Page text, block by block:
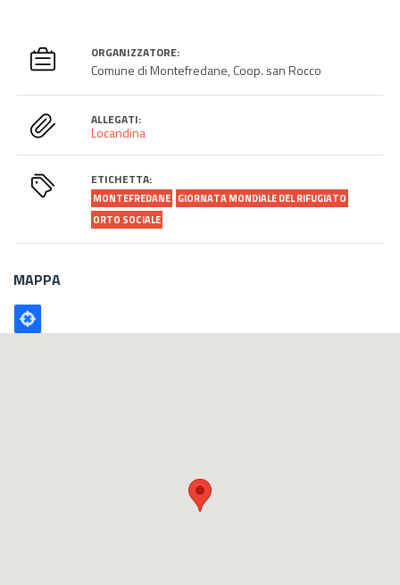
ORGANIZZATORE:
Comune di Montefredane, Coop. san Rocco
ALLEGATI:
Locandina
ETICHETTA:
MONTEFREDANE GIORNATA MONDIALE DEL RIFUGIATO
ORTO SOCIALE
MAPPA
Poligono
GEO